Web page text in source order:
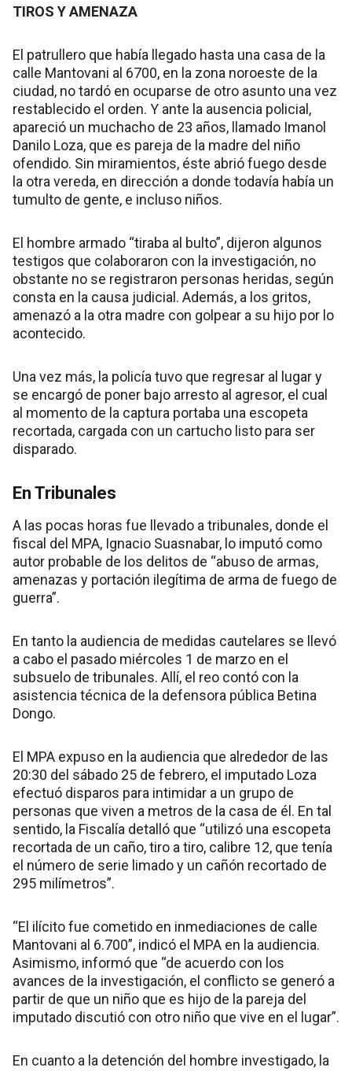
TIROS Y AMENAZA
El patrullero que había llegado hasta una casa de la
calle Mantovani al 6700, en la zona noroeste de la
ciudad, no tardó en ocuparse de otro asunto una vez
restablecido el orden. Y ante la ausencia policial,
apareció un muchacho de 23 años, llamado Imanol
Danilo Loza, que es pareja de la madre del niño
ofendido. Sin miramientos, éste abrió fuego desde
la otra vereda, en dirección a donde todavía había un
tumulto de gente, e incluso niños.
El hombre armado “tiraba al bulto”, dijeron algunos
testigos que colaboraron con la investigación, no
obstante no se registraron personas heridas, según
consta en la causa judicial. Además, a los gritos,
amenazó a la otra madre con golpear a su hijo por lo
acontecido.
Una vez más, la policía tuvo que regresar al lugar y
se encargó de poner bajo arresto al agresor, el cual
al momento de la captura portaba una escopeta
recortada, cargada con un cartucho listo para ser
disparado.
En Tribunales
A las pocas horas fue llevado a tribunales, donde el
fiscal del MPA, Ignacio Suasnabar, lo imputó como
autor probable de los delitos de “abuso de armas,
amenazas y portación ilegítima de arma de fuego de
guerra”.
En tanto la audiencia de medidas cautelares se llevó
a cabo el pasado miércoles 1 de marzo en el
subsuelo de tribunales. Allí, el reo contó con la
asistencia técnica de la defensora pública Betina
Dongo.
El MPA expuso en la audiencia que alrededor de las
20:30 del sábado 25 de febrero, el imputado Loza
efectuó disparos para intimidar a un grupo de
personas que viven a metros de la casa de él. En tal
sentido, la Fiscalía detalló que “utilizó una escopeta
recortada de un caño, tiro a tiro, calibre 12, que tenía
el número de serie limado y un cañón recortado de
295 milímetros”.
“El ilícito fue cometido en inmediaciones de calle
Mantovani al 6.700”, indicó el MPA en la audiencia.
Asimismo, informó que “de acuerdo con los
avances de la investigación, el conflicto se generó a
partir de que un niño que es hijo de la pareja del
imputado discutió con otro niño que vive en el lugar”.
En cuanto a la detención del hombre investigado, la